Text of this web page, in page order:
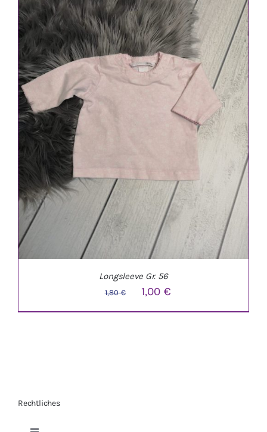
IN DEN WARENKORB / DETAILS
Longsleeve Gr. 56
1,80€
Ursprünglicher
Preis
1,00€
Preis
Rechtliches